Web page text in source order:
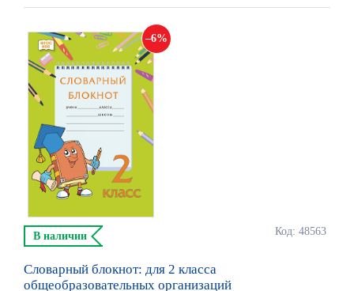
6
Код: 48563
В наличии
Словарный блокнот: для 2 класса
общеобразовательных организаций